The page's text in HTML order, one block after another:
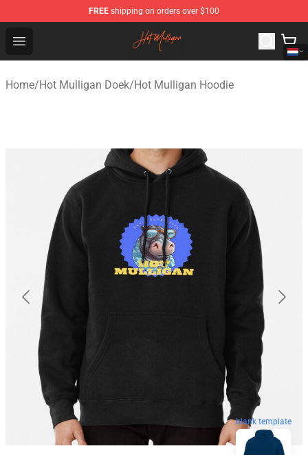
FREE shipping on orders over $100
Open menu
Hot Mulligan Shop - Official Hot Mulligan Merchandise
Home/Hot Mulligan Doek/Hot Mulligan Hoodie
blank template